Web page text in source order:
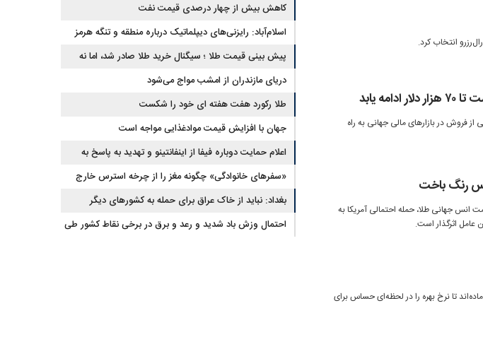
انتخاب کرد.
یابد
و تنش‌های ژئوپلیتیکی در روز پنجشنبه ۹ بهمن، موجی از فروش در بازارهای مالی جهانی به راه
رنگ باخت
انس جهانی طلا، حمله احتمالی آمریکا به
عامل اثرگذار است.
تا نرخ بهره را در لحظه‌ای حساس برای
اطلاعیه داد
کاهش بیش از چهار درصدی قیمت نفت
اسلام‌آباد: رایزنی‌های دیپلماتیک درباره منطقه و تنگه هرمز
ادامه دارد
پیش بینی قیمت طلا ؛ سیگنال خرید طلا صادر شد، اما نه
برای رکورد جدید
دریای مازندران از امشب مواج می‌شود
طلا رکورد هفت هفته ای خود را شکست
جهان با افزایش قیمت موادغذایی مواجه است
اعلام حمایت دوباره فیفا از اینفانتینو و تهدید به پاسخ به
توهین‌ها
«سفرهای خانوادگی» چگونه مغز را از چرخه استرس خارج
می‌کند؟
بغداد: نباید از خاک عراق برای حمله به کشورهای دیگر
استفاده کرد
احتمال وزش باد شدید و رعد و برق در برخی نقاط کشور طی